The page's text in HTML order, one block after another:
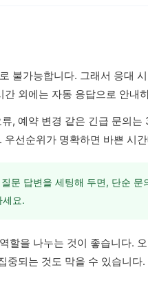
불가능합니다. 그래서 응대
외에는 자동 응답으로 안내
, 예약 변경 같은 긴급 문의
선순위가 명확하면 바쁜 시
문 답변을 세팅해 두면, 단순
세요.
할을 나누는 것이 좋습니다.
중되는 것도 막을 수 있습니다.